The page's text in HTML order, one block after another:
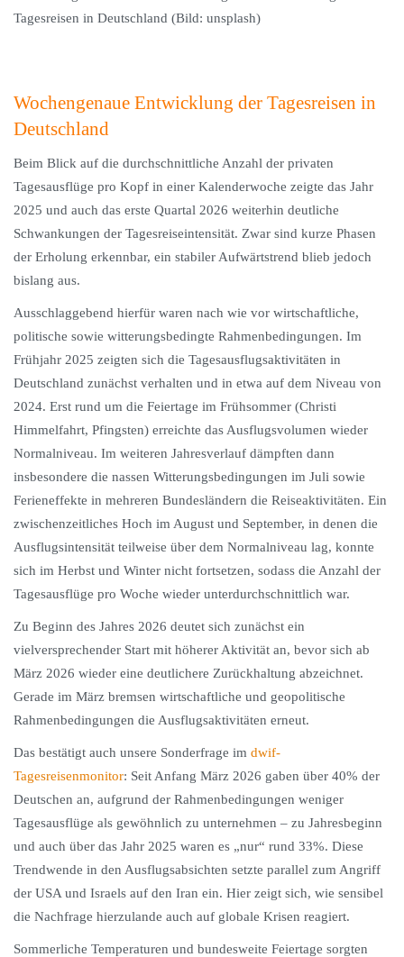
Wochengenaue Entwicklung der Tagesreisen in
Deutschland
Beim Blick auf die durchschnittliche Anzahl der privaten
Tagesausflüge pro Kopf in einer Kalenderwoche zeigte das Jahr
2025 und auch das erste Quartal 2026 weiterhin deutliche
Schwankungen der Tagesreiseintensität. Zwar sind kurze Phasen
der Erholung erkennbar, ein stabiler Aufwärtstrend blieb jedoch
bislang aus.
Ausschlaggebend hierfür waren nach wie vor wirtschaftliche,
politische sowie witterungsbedingte Rahmenbedingungen. Im
Frühjahr 2025 zeigten sich die Tagesausflugsaktivitäten in
Deutschland zunächst verhalten und in etwa auf dem Niveau von
2024. Erst rund um die Feiertage im Frühsommer (Christi
Himmelfahrt, Pfingsten) erreichte das Ausflugsvolumen wieder
Normalniveau. Im weiteren Jahresverlauf dämpften dann
insbesondere die nassen Witterungsbedingungen im Juli sowie
Ferieneffekte in mehreren Bundesländern die Reiseaktivitäten. Ein
zwischenzeitliches Hoch im August und September, in denen die
Ausflugsintensität teilweise über dem Normalniveau lag, konnte
sich im Herbst und Winter nicht fortsetzen, sodass die Anzahl der
Tagesausflüge pro Woche wieder unterdurchschnittlich war.
Zu Beginn des Jahres 2026 deutet sich zunächst ein
vielversprechender Start mit höherer Aktivität an, bevor sich ab
März 2026 wieder eine deutlichere Zurückhaltung abzeichnet.
Gerade im März bremsen wirtschaftliche und geopolitische
Rahmenbedingungen die Ausflugsaktivitäten erneut.
Das bestätigt auch unsere Sonderfrage im dwif-
Tagesreisenmonitor: Seit Anfang März 2026 gaben über 40% der
Deutschen an, aufgrund der Rahmenbedingungen weniger
Tagesausflüge als gewöhnlich zu unternehmen – zu Jahresbeginn
und auch über das Jahr 2025 waren es „nur“ rund 33%. Diese
Trendwende in den Ausflugsabsichten setzte parallel zum Angriff
der USA und Israels auf den Iran ein. Hier zeigt sich, wie sensibel
die Nachfrage hierzulande auch auf globale Krisen reagiert.
Sommerliche Temperaturen und bundesweite Feiertage sorgten